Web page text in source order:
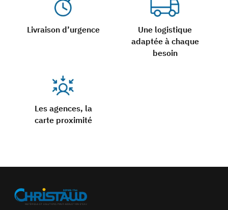
Livraison d’urgence
Une logistique
adaptée à chaque
besoin
Les agences, la
carte proximité